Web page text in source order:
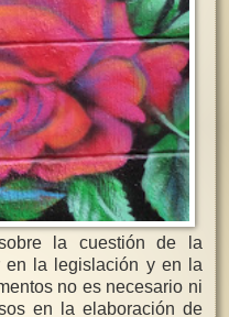
la cuestión de la
en la legislación y en la
no es necesario ni
en la elaboración de